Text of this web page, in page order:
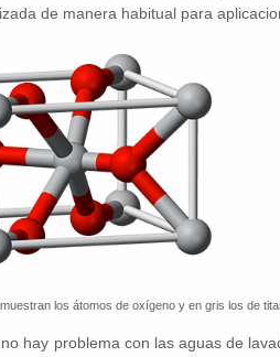
de manera habitual para
los átomos de oxígeno y en gris los de
hay problema con las aguas de